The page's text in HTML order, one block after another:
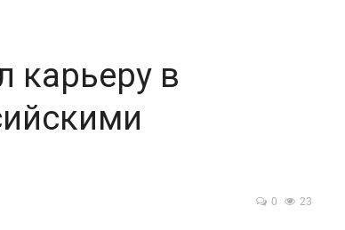
карьеру в
0 23